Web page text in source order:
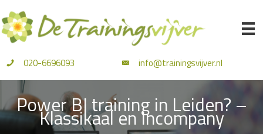
naar
de
inhoud
020-6696093 info@trainingsvijver.nl
Power BI training in Leiden? –
Klassikaal en Incompany